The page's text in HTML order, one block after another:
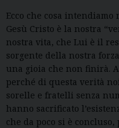
Ecco che cosa
Gesù Cristo è la nostra
nostra vita, che Lui è il
sorgente della nostra
una gioia che non finirà.
perché di questa verità
sorelle e fratelli senza
hanno sacrificato
che da poco si è